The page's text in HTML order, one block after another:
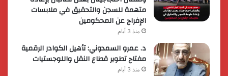
متهمة للسجن والتحقيق في ملابسات
الإفراج عن المحكومين
منذ 3 أيام
د. عمرو السمدوني: تأهيل الكوادر الرقمية
مفتاح تطوير قطاع النقل واللوجستيات
منذ 3 أيام